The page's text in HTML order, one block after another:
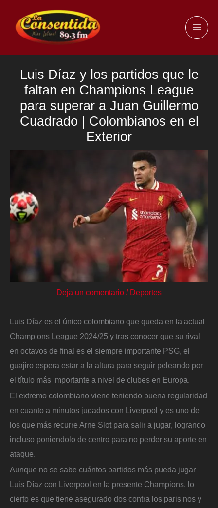
contenido
Luis Díaz y los partidos que le
faltan en Champions League
para superar a Juan Guillermo
Cuadrado | Colombianos en el
Exterior
Deja un comentario / Deportes
Luis Díaz es el único colombiano que queda en la actual
Champions League 2024/25 y tras conocer que su rival
en octavos de final es el siempre importante PSG, el
guajiro espera estar a la altura para seguir peleando por
el título más importante a nivel de clubes en Europa.
El extremo colombiano viene teniendo buena regularidad
en cuanto a minutos jugados con Liverpool y es uno de
los que más recurre Arne Slot para salir a jugar, logrando
incluso poniéndolo de centro para no perder su aporte en
ataque.
Aunque no se sabe cuántos partidos más pueda jugar
Luis Díaz con Liverpool en la presente Champions, lo
cierto es que tiene asegurado dos contra los parisinos y